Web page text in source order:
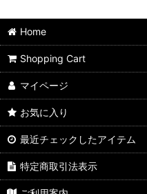
Home
Shopping Cart
マイページ
お気に入り
最近チェックしたアイテム
特定商取引法表示